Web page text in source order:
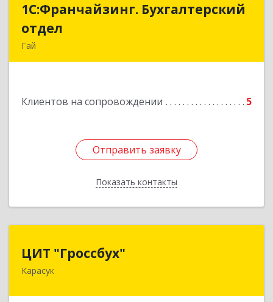
1С:Франчайзинг. Бухгалтерский
отдел
Гай
Клиентов на сопровождении 5
Отправить заявку
Показать контакты
1С:Франчайзинг. Бухгалтерский
Подробнее
Отправить заявку
Назад
ЦИТ "Гроссбух"
Карасук
632861, Новосибирская обл, Карасукский р-н,